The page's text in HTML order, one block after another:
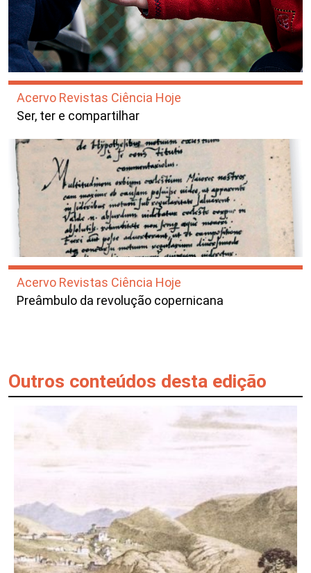
Acervo Revistas Ciência Hoje
Ser, ter e compartilhar
Acervo Revistas Ciência Hoje
Preâmbulo da revolução copernicana
Outros conteúdos desta edição